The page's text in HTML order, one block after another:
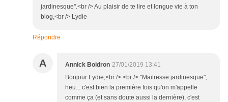
jardinesque".<br /> Au plaisir de te lire et longue vie à ton
blog,<br /> Lydie
Répondre
A Annick Boidron 27/01/2019 13:41
Bonjour Lydie,<br /> <br /> "Maitresse jardinesque",
heu... c'est bien la première fois qu'on m'appelle
comme ça (et sans doute aussi la dernière), c'est